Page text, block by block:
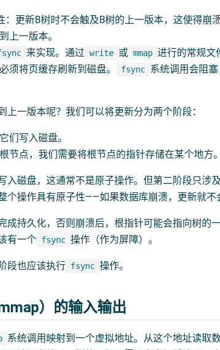
：更新B树时不会触及B树的上一版本，这使得崩
上一版本。
来实现。通过 write 或 mmap 进行的常规文
须将页缓存刷新到磁盘。
fsync 系统调用会阻
一版本呢？我们可以将更新分为两个阶段：
们写入磁盘。
节点，我们需要将根节点的指针存储在某个地方
入磁盘，这通常不是原子操作。但第二阶段只涉
个操作具有原子性——如果数据库崩溃，更新就不
成持久化，否则崩溃后，根指针可能会指向树的
有一个 fsync 操作（作为屏障）。
段也应该执行 fsync 操作。
）的输入输出
系统调用映射到一个虚拟地址。从这个地址读取